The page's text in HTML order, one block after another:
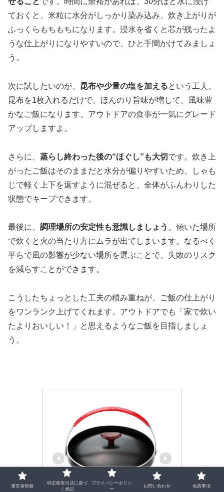
ておくと、米粒に水分がしっかり染み込み、炊き上がりが
ふっくらもちもちになります。浸水を省くと芯が残ったよ
うな仕上がりになりやすいので、ひと手間かけてみましょ
う。
次に試したいのが、 昆布や少量の塩を加えるという工夫。
昆布を1枚入れるだけで、ほんのり旨味が増して、風味豊
かなご飯になります。アウトドアの食事が一気にグレード
アップしますよ。
さらに、 蒸らし終わった後の“ほぐし”も大切 です。炊き上
がったご飯はそのままだと水分が偏りやすいため、しゃも
じで軽く上下を返すように混ぜると、全体がふんわりした
状態でキープできます。
最後に、 調理場所の安定性も意識しましょう 。傾いた場所
で炊くと火の当たり方にムラが出てしまいます。なるべく
平らで風の影響が少ない場所を選ぶことで、失敗のリスク
を減らすことができます。
こうしたちょっとした工夫の積み重ねが、ご飯の仕上がり
をワンランク上げてくれます。アウトドアでも「家で炊い
たよりおいしい！」と思えるようなご飯を目指しましょ
う。
運営者情報
特定商取引法に基づ
く表記
プライバシーポリシ
ー
お問い合わせ 免責事項